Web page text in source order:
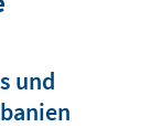
und